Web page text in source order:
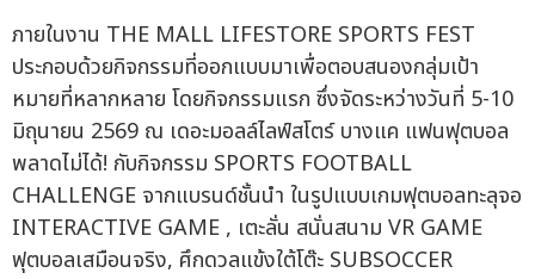
ภายในงาน THE MALL LIFESTORE SPORTS FEST
ประกอบด้วยกิจกรรมที่ออกแบบมาเพื่อตอบสนองกลุ่มเป้า
หมายที่หลากหลาย โดยกิจกรรมแรก ซึ่งจัดระหว่างวันที่ 5-10
มิถุนายน 2569 ณ เดอะมอลล์ไลฟ์สโตร์ บางแค แฟนฟุตบอล
พลาดไม่ได้! กับกิจกรรม SPORTS FOOTBALL
CHALLENGE จากแบรนด์ชั้นนำ ในรูปแบบเกมฟุตบอลทะลุจอ
INTERACTIVE GAME , เตะลั่น สนั่นสนาม VR GAME
ฟุตบอลเสมือนจริง, ศึกดวลแข้งใต้โต๊ะ SUBSOCCER